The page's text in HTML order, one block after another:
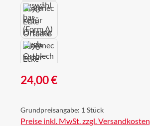
Regulärer Preis:
24,00 €
Grundpreisangabe: 1 Stück
Preise inkl. MwSt. zzgl. Versandkosten